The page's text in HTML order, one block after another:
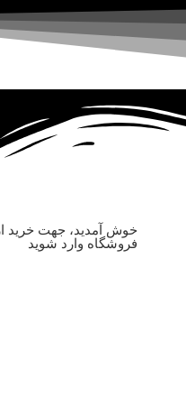
خوش آمدید، جهت خرید
فروشگاه وارد شوید